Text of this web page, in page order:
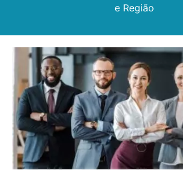
e Região